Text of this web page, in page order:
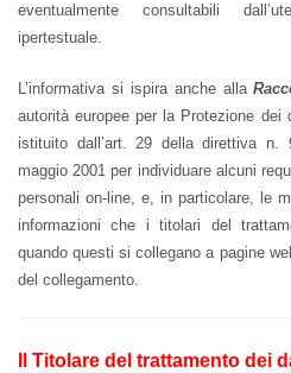
eventualmente consultabili
ipertestuale.
L’informativa si ispira anche alla
autorità europee per la Protezione dei
istituito dall’art. 29 della direttiva n.
maggio 2001 per individuare alcuni
personali on-line, e, in particolare, le
informazioni che i titolari del
quando questi si collegano a pagine
del collegamento.
Il Titolare del trattamento dei